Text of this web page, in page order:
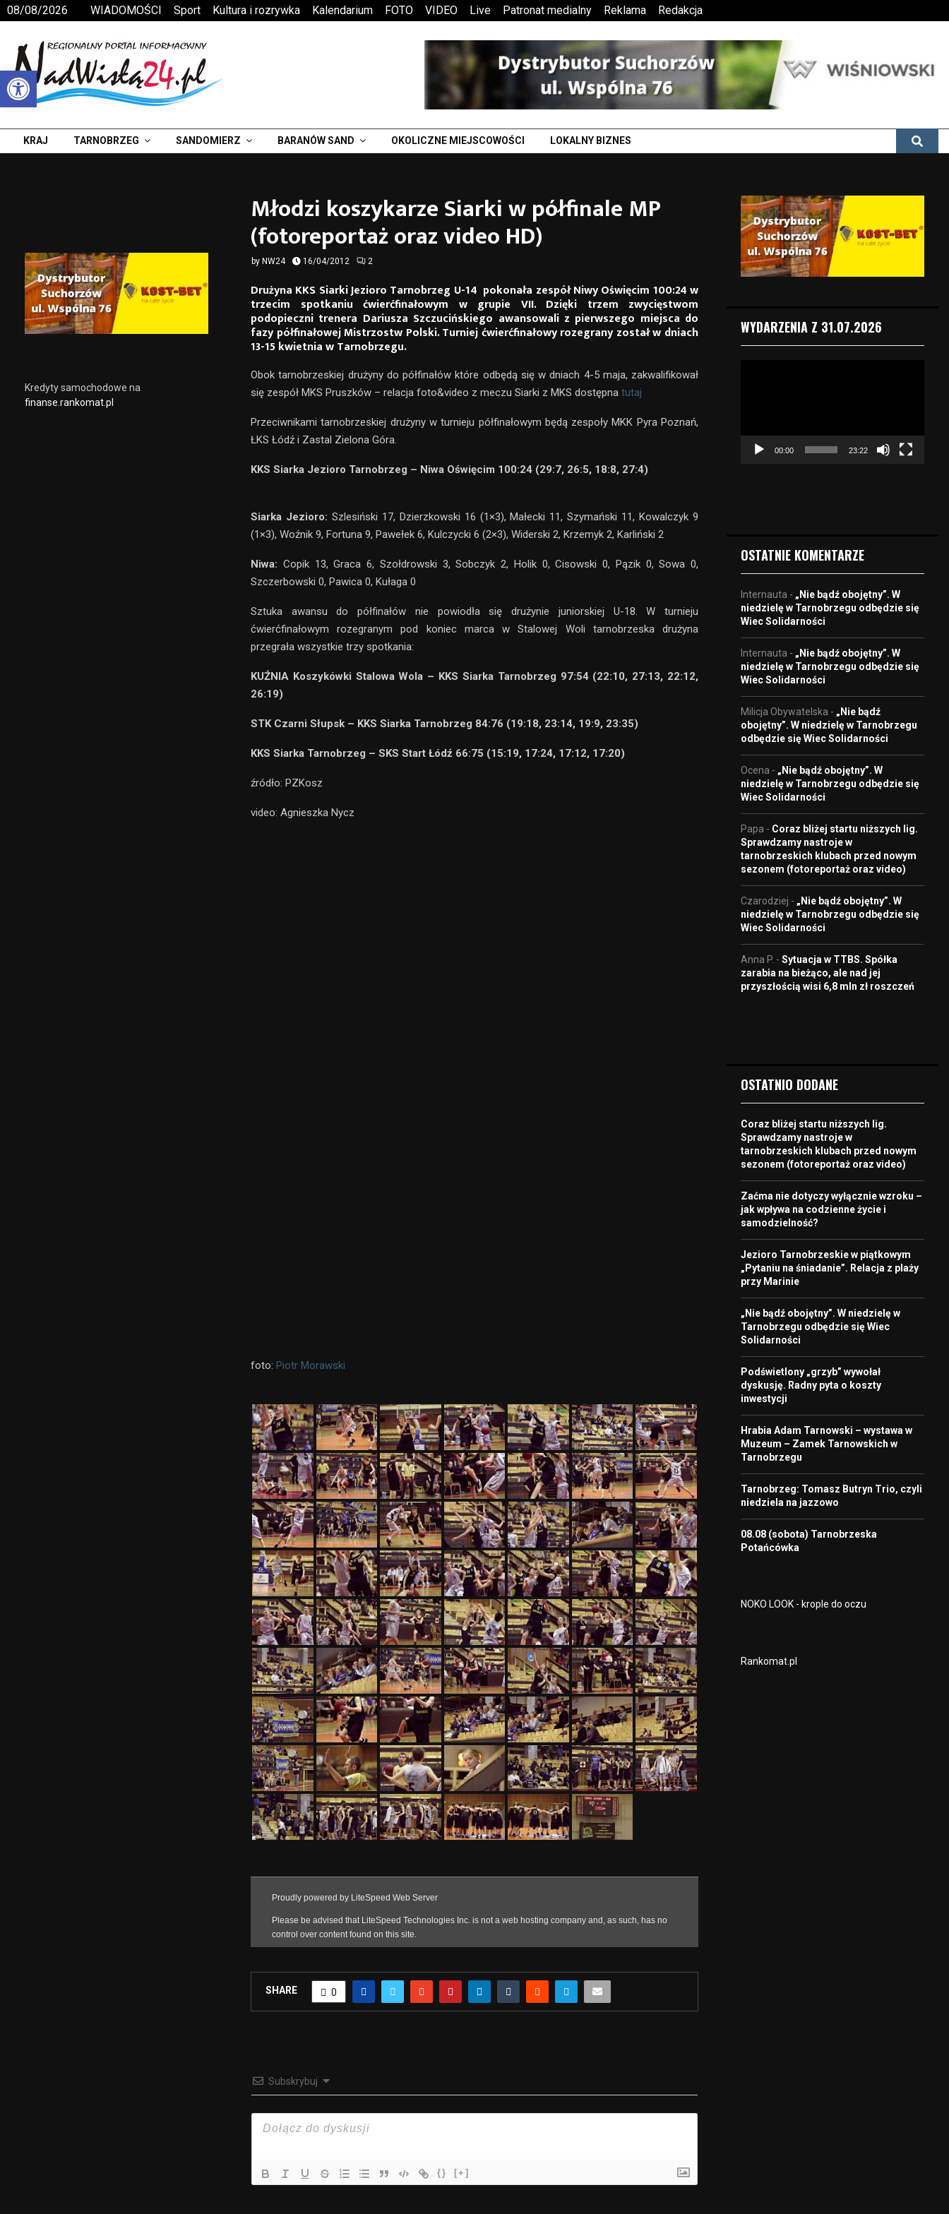
Otwórz pasek narzędzi
08/08/2026 WIADOMOŚCI Sport Kultura i rozrywka Kalendarium FOTO VIDEO Live Patronat medialny Reklama Redakcja
KRAJ TARNOBRZEG SANDOMIERZ BARANÓW SAND OKOLICZNE MIEJSCOWOŚCI LOKALNY BIZNES
Młodzi koszykarze Siarki w półfinale MP
(fotoreportaż oraz video HD)
by NW24 16/04/2012 2
Drużyna KKS Siarki Jezioro Tarnobrzeg U-14 pokonała zespół Niwy Oświęcim 100:24 w
trzecim spotkaniu ćwierćfinałowym w grupie VII. Dzięki trzem zwycięstwom
podopieczni trenera Dariusza Szczucińskiego awansowali z pierwszego miejsca do
fazy półfinałowej Mistrzostw Polski. Turniej ćwierćfinałowy rozegrany został w dniach
13-15 kwietnia w Tarnobrzegu.
Obok tarnobrzeskiej drużyny do półfinałów które odbędą się w dniach 4-5 maja, zakwalifikował
się zespół MKS Pruszków – relacja foto&video z meczu Siarki z MKS dostępna tutaj
Przeciwnikami tarnobrzeskiej drużyny w turnieju półfinałowym będą zespoły MKK Pyra Poznań,
ŁKS Łódź i Zastal Zielona Góra.
KKS Siarka Jezioro Tarnobrzeg – Niwa Oświęcim 100:24 (29:7, 26:5, 18:8, 27:4)
Siarka Jezioro: Szlesiński 17, Dzierzkowski 16 (1×3), Małecki 11, Szymański 11, Kowalczyk 9
(1×3), Woźnik 9, Fortuna 9, Pawełek 6, Kulczycki 6 (2×3), Widerski 2, Krzemyk 2, Karliński 2
Niwa: Copik 13, Graca 6, Szołdrowski 3, Sobczyk 2, Holik 0, Cisowski 0, Pązik 0, Sowa 0,
Szczerbowski 0, Pawica 0, Kułaga 0
Sztuka awansu do półfinałów nie powiodła się drużynie juniorskiej U-18. W turnieju
ćwierćfinałowym rozegranym pod koniec marca w Stalowej Woli tarnobrzeska drużyna
przegrała wszystkie trzy spotkania:
KUŹNIA Koszykówki Stalowa Wola – KKS Siarka Tarnobrzeg 97:54 (22:10, 27:13, 22:12,
26:19)
STK Czarni Słupsk – KKS Siarka Tarnobrzeg 84:76 (19:18, 23:14, 19:9, 23:35)
KKS Siarka Tarnobrzeg – SKS Start Łódź 66:75 (15:19, 17:24, 17:12, 17:20)
źródło: PZKosz
video: Agnieszka Nycz
foto: Piotr Morawski
SHARE 0
Subskrybuj
{} [+]
Kredyty samochodowe na
finanse.rankomat.pl
WYDARZENIA Z 31.07.2026
e
o
00:00 23:22
OSTATNIE KOMENTARZE
Internauta - „Nie bądź obojętny”. W
niedzielę w Tarnobrzegu odbędzie się
Wiec Solidarności
Internauta - „Nie bądź obojętny”. W
niedzielę w Tarnobrzegu odbędzie się
Wiec Solidarności
Milicja Obywatelska - „Nie bądź
obojętny”. W niedzielę w Tarnobrzegu
odbędzie się Wiec Solidarności
Ocena - „Nie bądź obojętny”. W
niedzielę w Tarnobrzegu odbędzie się
Wiec Solidarności
Papa - Coraz bliżej startu niższych lig.
Sprawdzamy nastroje w
tarnobrzeskich klubach przed nowym
sezonem (fotoreportaż oraz video)
Czarodziej - „Nie bądź obojętny”. W
niedzielę w Tarnobrzegu odbędzie się
Wiec Solidarności
Anna P. - Sytuacja w TTBS. Spółka
zarabia na bieżąco, ale nad jej
przyszłością wisi 6,8 mln zł roszczeń
OSTATNIO DODANE
Coraz bliżej startu niższych lig.
Sprawdzamy nastroje w
tarnobrzeskich klubach przed nowym
sezonem (fotoreportaż oraz video)
Zaćma nie dotyczy wyłącznie wzroku –
jak wpływa na codzienne życie i
samodzielność?
Jezioro Tarnobrzeskie w piątkowym
„Pytaniu na śniadanie”. Relacja z plaży
przy Marinie
„Nie bądź obojętny”. W niedzielę w
Tarnobrzegu odbędzie się Wiec
Solidarności
Podświetlony „grzyb” wywołał
dyskusję. Radny pyta o koszty
inwestycji
Hrabia Adam Tarnowski – wystawa w
Muzeum – Zamek Tarnowskich w
Tarnobrzegu
Tarnobrzeg: Tomasz Butryn Trio, czyli
niedziela na jazzowo
08.08 (sobota) Tarnobrzeska
Potańcówka
NOKO LOOK - krople do oczu
Rankomat.pl